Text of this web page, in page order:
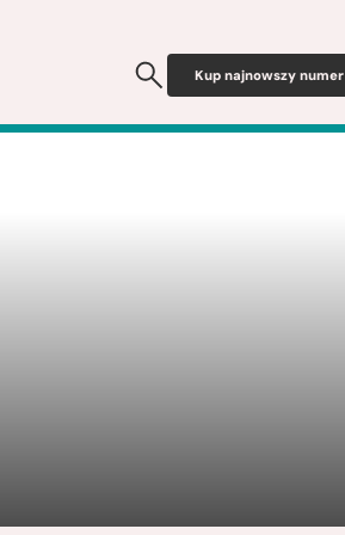
Kup najnowszy numer